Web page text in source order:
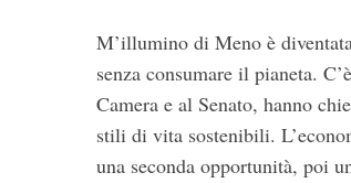
M’illumino di Meno è
senza consumare il pianeta.
Camera e al Senato, hanno
stili di vita sostenibili.
una seconda opportunità, poi